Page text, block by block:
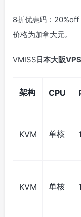
8折优惠码：
价格为加拿大元。
VMISS日本大阪VPS
架构 CPU
KVM 单核
KVM 单核